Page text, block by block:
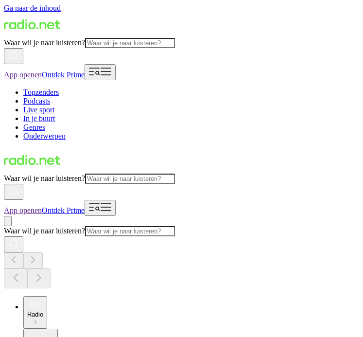
Ga naar de inhoud
Waar wil je naar luisteren?
App openenOntdek Prime
Topzenders
Podcasts
Live sport
In je buurt
Genres
Onderwerpen
Waar wil je naar luisteren?
App openenOntdek Prime
Waar wil je naar luisteren?
Radio